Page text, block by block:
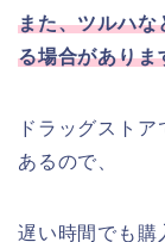
また、ツルハな
る場合がありま
ドラッグスト
あるので、
遅い時間でも購